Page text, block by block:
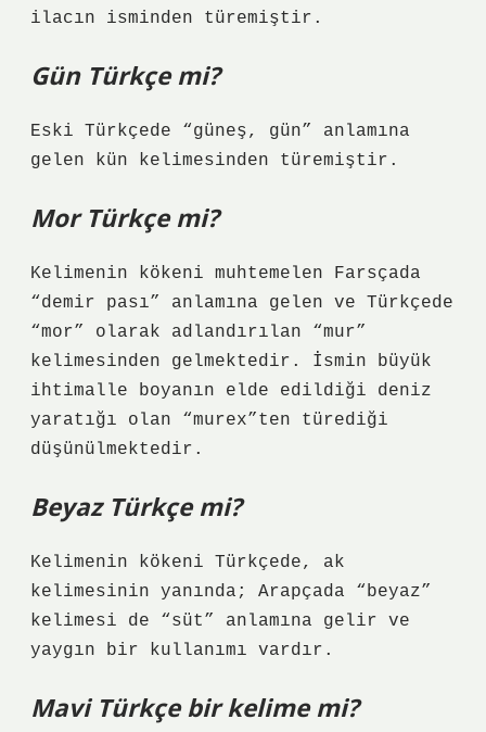
ilacın isminden türemiştir.
Gün Türkçe mi?
Eski Türkçede “güneş, gün” anlamına
gelen kün kelimesinden türemiştir.
Mor Türkçe mi?
Kelimenin kökeni muhtemelen Farsçada
“demir pası” anlamına gelen ve Türkçede
“mor” olarak adlandırılan “mur”
kelimesinden gelmektedir. İsmin büyük
ihtimalle boyanın elde edildiği deniz
yaratığı olan “murex”ten türediği
düşünülmektedir.
Beyaz Türkçe mi?
Kelimenin kökeni Türkçede, ak
kelimesinin yanında; Arapçada “beyaz”
kelimesi de “süt” anlamına gelir ve
yaygın bir kullanımı vardır.
Mavi Türkçe bir kelime mi?